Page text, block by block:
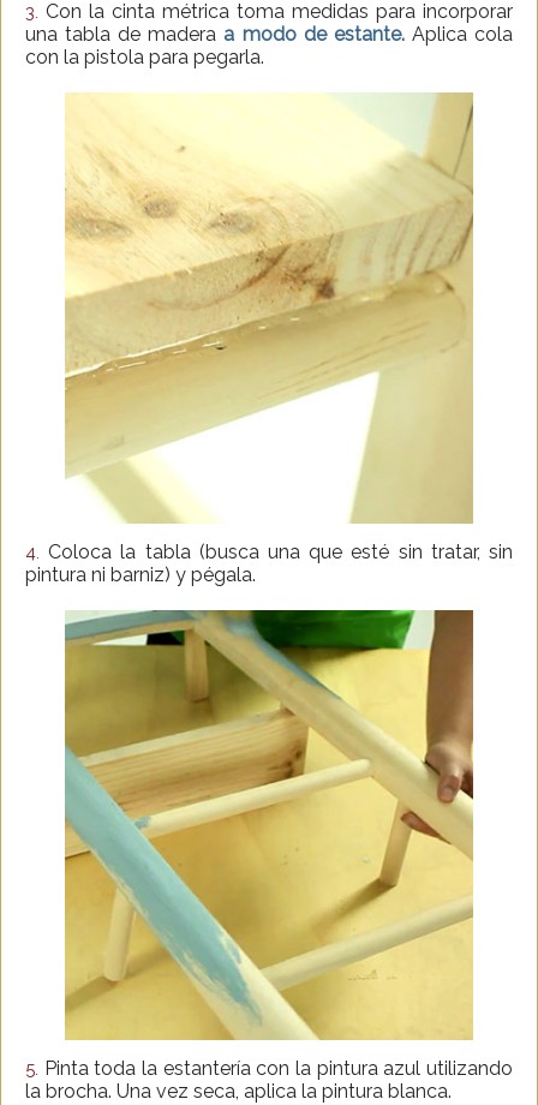
3.
Con la cinta métrica toma medidas para incorporar
una tabla de madera a modo de estante.Aplica cola
con la pistola para pegarla.
4.
Coloca la tabla (busca una que esté sin tratar, sin
pintura ni barniz) y pégala.
5.
Pinta toda la estantería con la pintura azul utilizando
la brocha. Una vez seca, aplica la pintura blanca.